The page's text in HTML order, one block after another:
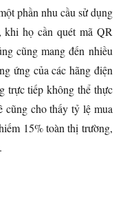
phần nhu cầu sử dụng
khi họ cần quét mã QR
cũng mang đến nhiều
ứng của các hãng điện
trực tiếp không thể thực
cũng cho thấy tỷ lệ mua
15% toàn thị trường,